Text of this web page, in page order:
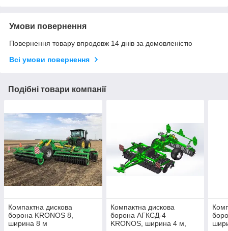
Умови повернення
Повернення товару впродовж 14 днів за домовленістю
Всі умови повернення
Подібні товари компанії
Компактна дискова
борона KRONOS 8,
ширина 8 м
Компактна дискова
борона АГКСД-4
KRONOS, ширина 4 м,